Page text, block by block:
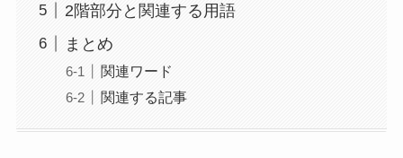
2階部分と関連する用語
まとめ
関連ワード
関連する記事